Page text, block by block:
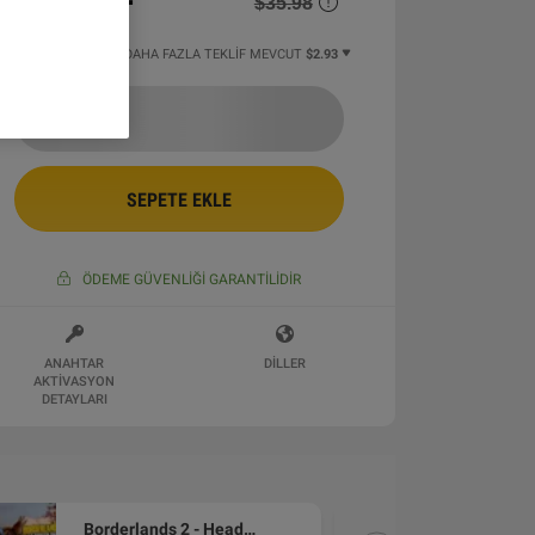
16 DAN BAŞLAYAN DAHA FAZLA TEKLIF MEVCUT $2.93
SEPETE EKLE
ÖDEME GÜVENLIĞI GARANTILIDIR
ANAHTAR
AKTIVASYON
DETAYLARI
DILLER
Borderlands 2 - Headhunter Pack 2: Wattle Gobbler DLC Steam CD Key (MAC OS X)